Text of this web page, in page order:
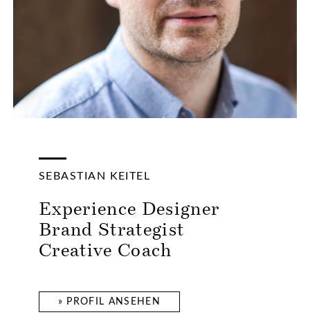
SEBASTIAN KEITEL
Experience Designer
Brand Strategist
Creative Coach
» PROFIL ANSEHEN